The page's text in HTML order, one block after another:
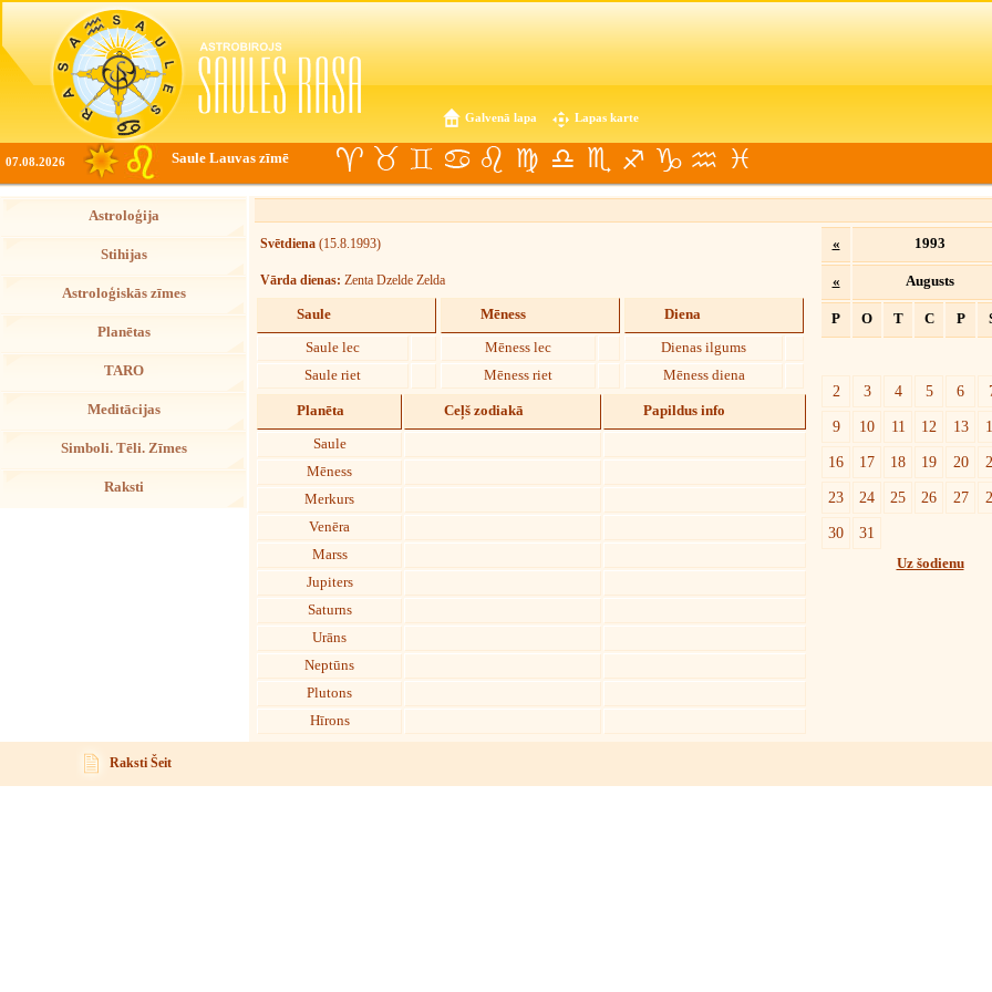
Galvenā lapa Lapas karte
07.08.2026 Saule Lauvas zīmē
Astroloģija
Stihijas
Astroloģiskās zīmes
Planētas
TARO
Meditācijas
Simboli. Tēli. Zīmes
Raksti
Svētdiena (15.8.1993)
Vārda dienas: Zenta Dzelde Zelda
Saule
Saule lec
Saule riet
Mēness
Mēness lec
Mēness riet
Diena
Dienas ilgums
Mēness diena
Planēta Ceļš zodiakā Papildus info
Saule
Mēness
Merkurs
Venēra
Marss
Jupiters
Saturns
Urāns
Neptūns
Plutons
Hīrons
« 1993
« Augusts
P O T C P
2
3 4 5 6
9
10 11 12 13
16
17 18 19 20
23
24 25 26 27
30
31
Uz šodienu
Raksti Šeit